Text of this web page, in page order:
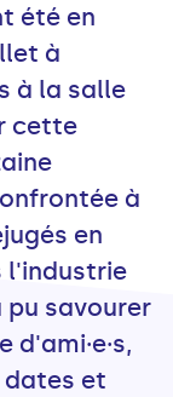
été en
à
à la salle
cette
à
en
l'industrie
pu savourer
dates et